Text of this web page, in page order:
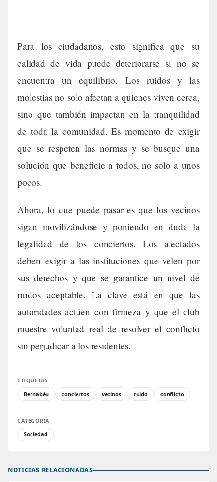
Para los ciudadanos, esto significa que su
calidad de vida puede deteriorarse si no se
encuentra un equilibrio. Los ruidos y las
molestias no solo afectan a quienes viven cerca,
sino que también impactan en la tranquilidad
de toda la comunidad. Es momento de exigir
que se respeten las normas y se busque una
solución que beneficie a todos, no solo a unos
pocos.
Ahora, lo que puede pasar es que los vecinos
sigan movilizándose y poniendo en duda la
legalidad de los conciertos. Los afectados
deben exigir a las instituciones que velen por
sus derechos y que se garantice un nivel de
ruidos aceptable. La clave está en que las
autoridades actúen con firmeza y que el club
muestre voluntad real de resolver el conflicto
sin perjudicar a los residentes.
ETIQUETAS
Bernabéu
conciertos vecinos ruido conflicto
CATEGORÍA
Sociedad
NOTICIAS RELACIONADAS